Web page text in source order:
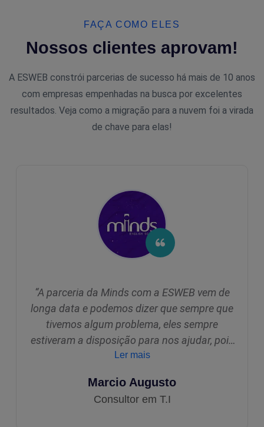
FAÇA COMO ELES
Nossos clientes aprovam!
A ESWEB constrói parcerias de sucesso há mais de 10 anos
com empresas empenhadas na busca por excelentes
resultados. Veja como a migração para a nuvem foi a virada
de chave para elas!
“A parceria da Minds com a ESWEB vem de
longa data e podemos dizer que sempre que
tivemos algum problema, eles sempre
estiveram a disposição para nos ajudar, pois
diferente de outras empresas do ramo, tem
maneira possível e quando penso em projetos
futuros, a ESWEB vem em primeiro lugar.
Ler mais
Marcio Augusto
Consultor em T.I